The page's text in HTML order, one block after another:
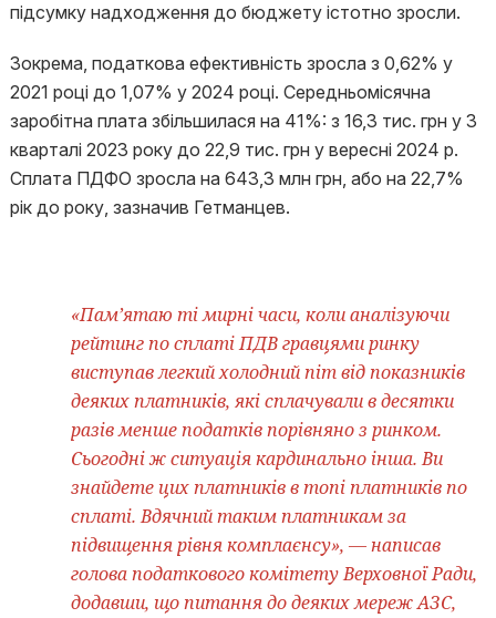
підсумку надходження до бюджету істотно зросли.
Зокрема, податкова ефективність зросла з 0,62% у
2021 році до 1,07% у 2024 році. Середньомісячна
заробітна плата збільшилася на 41%: з 16,3 тис. грн у 3
кварталі 2023 року до 22,9 тис. грн у вересні 2024 р.
Сплата ПДФО зросла на 643,3 млн грн, або на 22,7%
рік до року, зазначив Гетманцев.
«Пам’ятаю ті мирні часи, коли аналізуючи
рейтинг по сплаті ПДВ гравцями ринку
виступав легкий холодний піт від показників
деяких платників, які сплачували в десятки
разів менше податків порівняно з ринком.
Сьогодні ж ситуація кардинально інша. Ви
знайдете цих платників в топі платників по
сплаті. Вдячний таким платникам за
підвищення рівня комплаєнсу», — написав
голова податкового комітету Верховної Ради,
додавши, що питання до деяких мереж АЗС,